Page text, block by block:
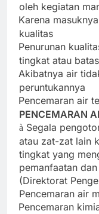
oleh kegiatan
Karena
kualitas
Penurunan
tingkat atau
Akibatnya air
peruntukannya
Pencemaran air
PENCEMARAN
à Segala
atau zat-zat lain
tingkat yang
pemanfaatan
(Direktorat
Pencemaran air
Pencemaran